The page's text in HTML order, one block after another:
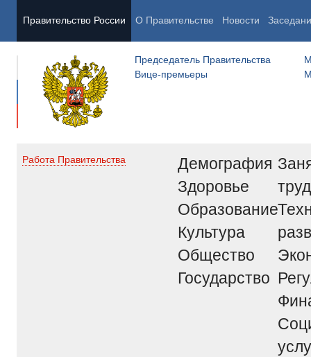
Правительство России О Правительстве Новости
Председатель Правительства
Вице-премьеры
Работа Правительства
Демография
Здоровье
Образование
Культура
Общество
Государство
труд